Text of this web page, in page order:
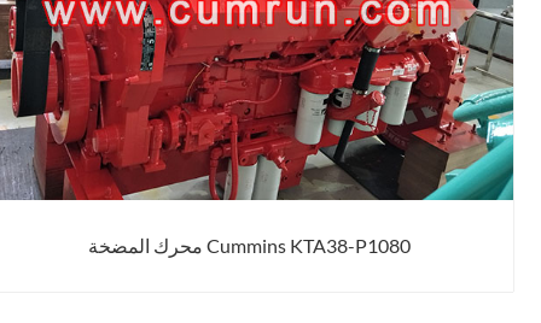
Cummins KTA38-P1080 محرك المضخة